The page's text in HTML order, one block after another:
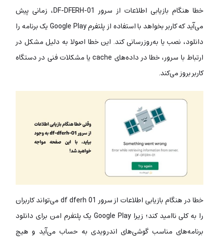
خطا هنگام بازیابی اطلاعات از سرور DF-DFERH-01، زمانی پیش
می‌آید که کاربر بخواهد با استفاده از پلتفرم Google Play یک برنامه را
دانلود، نصب یا به‌روزرسانی کند. این خطا اصولا به دلیل مشکل در
ارتباط با سرور، خطا در داده‌های cache یا مشکلات فنی در دستگاه
کاربر بروز می‌کند.
خطا در هنگام بازیابی اطلاعات از سرور df dferh 01 می‌تواند کاربران
را به کلی ناامید کند؛ زیرا Google Play یک پلتفرم امن برای دانلود
برنامه‌های مناسب گوشی‌های اندرویدی به حساب می‌آید و هیچ